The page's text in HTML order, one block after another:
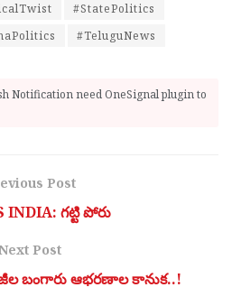
#StatePolitics
#TeluguNews
Notification need OneSignal plugin to
Post
INDIA: గట్టి పోరు
Post
బంగారు ఆభరణాల కానుక..!